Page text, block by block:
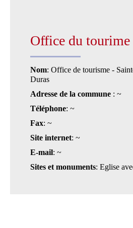
Office du tourime
Nom: Office de tourisme -
Duras
Adresse de la commune : ~
Téléphone: ~
Fax: ~
Site internet: ~
E-mail: ~
Sites et monuments: Eglise